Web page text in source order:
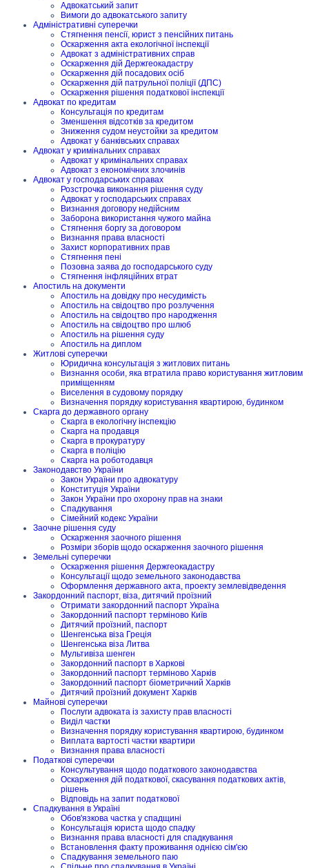
Адвокатський запит
Вимоги до адвокатського запиту
Адміністративні суперечки
Стягнення пенсії, юрист з пенсійних питань
Оскарження акта екологічної інспекції
Адвокат з адміністративних справ
Оскарження дій Держгеокадастру
Оскарження дій посадових осіб
Оскарження дій патрульної поліції (ДПС)
Оскарження рішення податкової інспекції
Адвокат по кредитам
Консультація по кредитам
Зменшення відсотків за кредитом
Зниження судом неустойки за кредитом
Адвокат у банківських справах
Адвокат у кримінальних справах
Адвокат у кримінальних справах
Адвокат з економічних злочинів
Адвокат у господарських справах
Розстрочка виконання рішення суду
Адвокат у господарських справах
Визнання договору недійсним
Заборона використання чужого майна
Стягнення боргу за договором
Визнання права власності
Захист корпоративних прав
Стягнення пені
Позовна заява до господарського суду
Стягнення інфляційних втрат
Апостиль на документи
Апостиль на довідку про несудимість
Апостиль на свідоцтво про розлучення
Апостиль на свідоцтво про народження
Апостиль на свідоцтво про шлюб
Апостиль на рішення суду
Апостиль на диплом
Житлові суперечки
Юридична консультація з житлових питань
Визнання особи, яка втратила право користування житловим
приміщенням
Виселення в судовому порядку
Визначення порядку користування квартирою, будинком
Скарга до державного органу
Скарга в екологічну інспекцію
Скарга на продавця
Скарга в прокуратуру
Скарга в поліцію
Скарга на роботодавця
Законодавство України
Закон України про адвокатуру
Конституція України
Закон України про охорону прав на знаки
Спадкування
Сімейний кодекс України
Заочне рішення суду
Оскарження заочного рішення
Розміри зборів щодо оскарження заочного рішення
Земельні суперечки
Оскарження рішення Держгеокадастру
Консультації щодо земельного законодавства
Оформлення державного акта, проекту землевідведення
Закордонний паспорт, віза, дитячий проїзний
Отримати закордонний паспорт Україна
Закордонний паспорт терміново Київ
Дитячий проїзний, паспорт
Шенгенська віза Греція
Шенгенська віза Литва
Мультивіза шенген
Закордонний паспорт в Харкові
Закордонний паспорт терміново Харків
Закордонний паспорт біометричний Харків
Дитячий проїзний документ Харків
Майнові суперечки
Послуги адвоката із захисту прав власності
Виділ частки
Визначення порядку користування квартирою, будинком
Виплата вартості частки квартири
Визнання права власності
Податкові суперечки
Консультування щодо податкового законодавства
Оскарження дій податкової, скасування податкових актів,
рішень
Відповідь на запит податкової
Спадкування в Україні
Обов'язкова частка у спадщині
Консультація юриста щодо спадку
Визнання права власності для спадкування
Встановлення факту проживання однією сім'єю
Спадкування земельного паю